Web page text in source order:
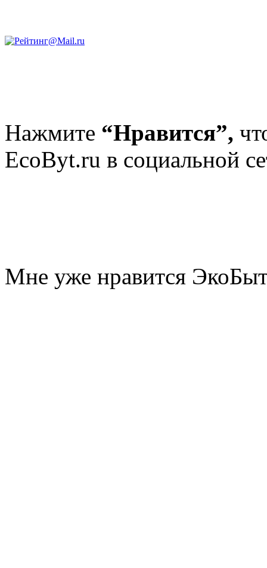
Нажмите “Нравится”,
EcoByt.ru в социальной
Мне уже нравится